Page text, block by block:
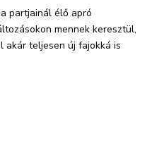
partjainál élő apró
mennek keresztül,
akár teljesen új fajokká is